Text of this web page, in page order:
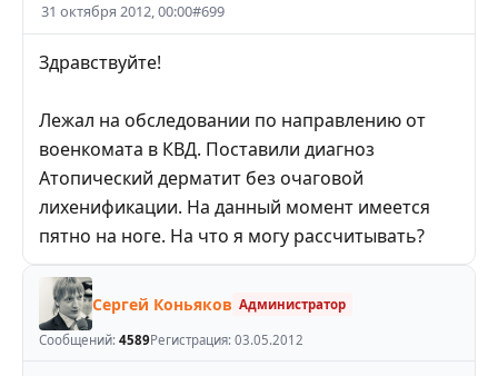
31 октября 2012, 00:00#699
Здравствуйте!
Лежал на обследовании по направлению от
военкомата в КВД. Поставили диагноз
Атопический дерматит без очаговой
лихенификации. На данный момент имеется
пятно на ноге. На что я могу рассчитывать?
Сергей Коньяков Администратор
Сообщений: 4589Регистрация: 03.05.2012